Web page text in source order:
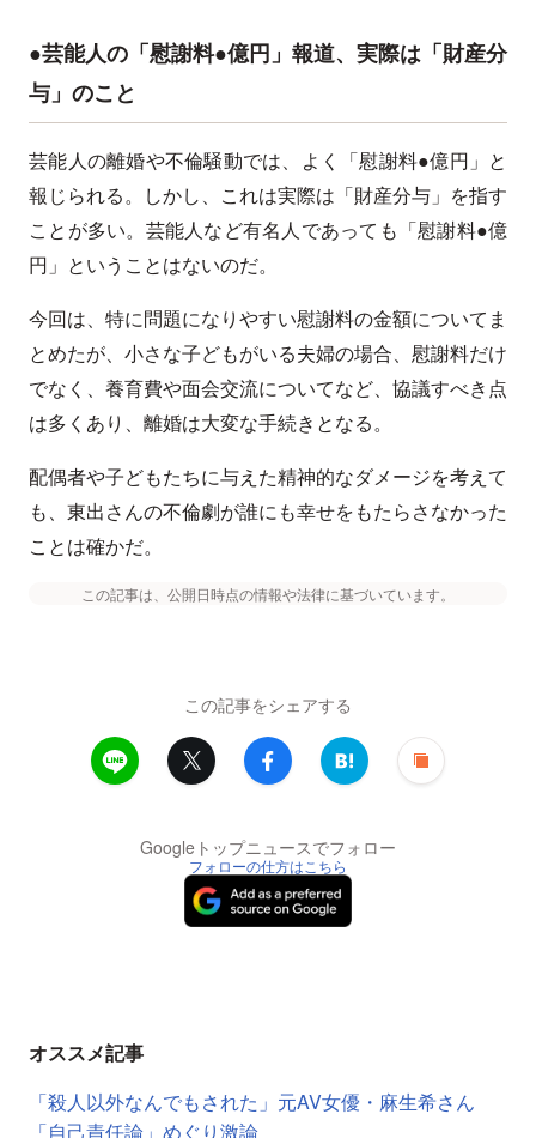
●芸能人の「慰謝料●億円」報道、実際は「財産分
与」のこと
芸能人の離婚や不倫騒動では、よく「慰謝料●億円」と
報じられる。しかし、これは実際は「財産分与」を指す
ことが多い。芸能人など有名人であっても「慰謝料●億
円」ということはないのだ。
今回は、特に問題になりやすい慰謝料の金額についてま
とめたが、小さな子どもがいる夫婦の場合、慰謝料だけ
でなく、養育費や面会交流についてなど、協議すべき点
は多くあり、離婚は大変な手続きとなる。
配偶者や子どもたちに与えた精神的なダメージを考えて
も、東出さんの不倫劇が誰にも幸せをもたらさなかった
ことは確かだ。
この記事は、公開日時点の情報や法律に基づいています。
この記事をシェアする
Googleトップニュースでフォロー
フォローの仕方はこちら
オススメ記事
「殺人以外なんでもされた」元AV女優・麻生希さん
「自己責任論」めぐり激論